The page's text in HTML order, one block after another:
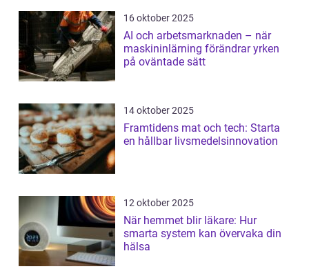
16 oktober 2025
AI och arbetsmarknaden – när
maskininlärning förändrar yrken
på oväntade sätt
14 oktober 2025
Framtidens mat och tech: Starta
en hållbar livsmedelsinnovation
12 oktober 2025
När hemmet blir läkare: Hur
smarta system kan övervaka din
hälsa